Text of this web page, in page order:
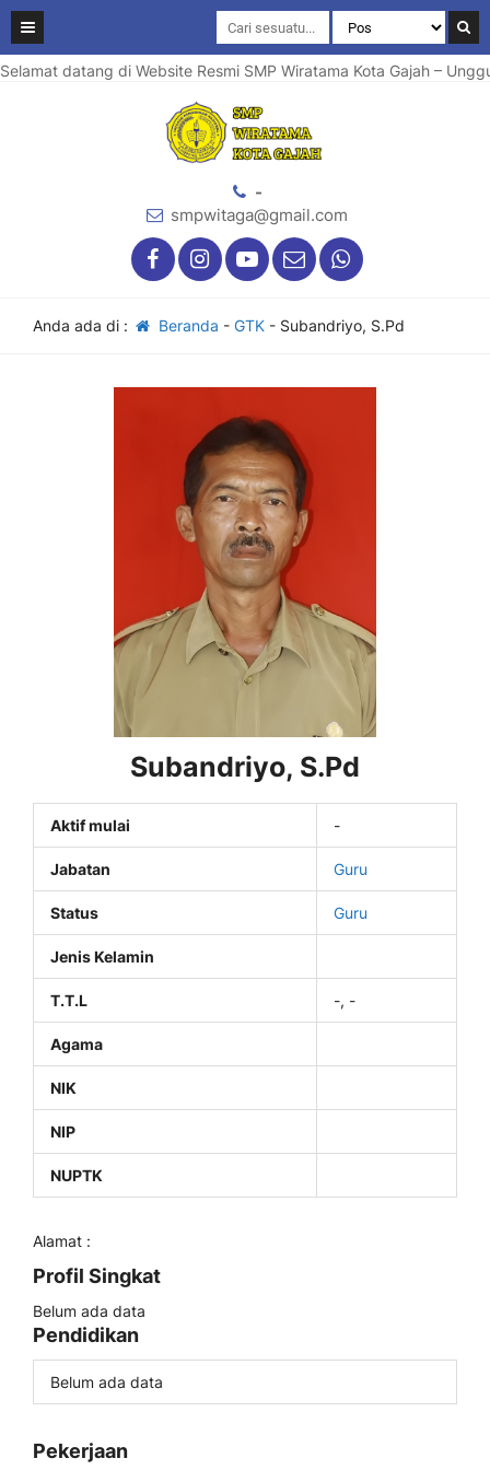
datang di Website Resmi SMP Wiratama Kota Gajah –
-
smpwitaga@gmail.com
Anda ada di : Beranda - GTK- Subandriyo, S.Pd
Subandriyo, S.Pd
Aktif mulai -
Jabatan Guru
Status Guru
Jenis Kelamin
T.T.L -, -
Agama
NIK
NIP
NUPTK
Alamat :
Profil Singkat
Belum ada data
Pendidikan
Belum ada data
Pekerjaan